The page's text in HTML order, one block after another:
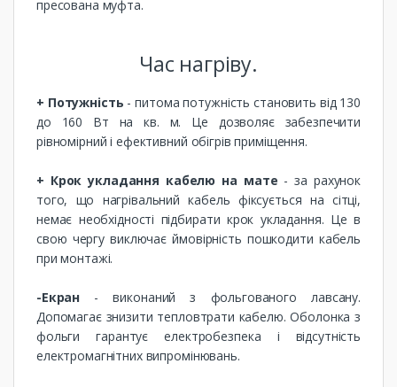
пресована муфта.
Час нагріву.
+ Потужність - питома потужність становить від 130
до 160 Вт на кв. м. Це дозволяє забезпечити
рівномірний і ефективний обігрів приміщення.
+ Крок укладання кабелю на мате - за рахунок
того, що нагрівальний кабель фіксується на сітці,
немає необхідності підбирати крок укладання. Це в
свою чергу виключає ймовірність пошкодити кабель
при монтажі.
-Екран - виконаний з фольгованого лавсану.
Допомагає знизити тепловтрати кабелю. Оболонка з
фольги гарантує електробезпека і відсутність
електромагнітних випромінювань.